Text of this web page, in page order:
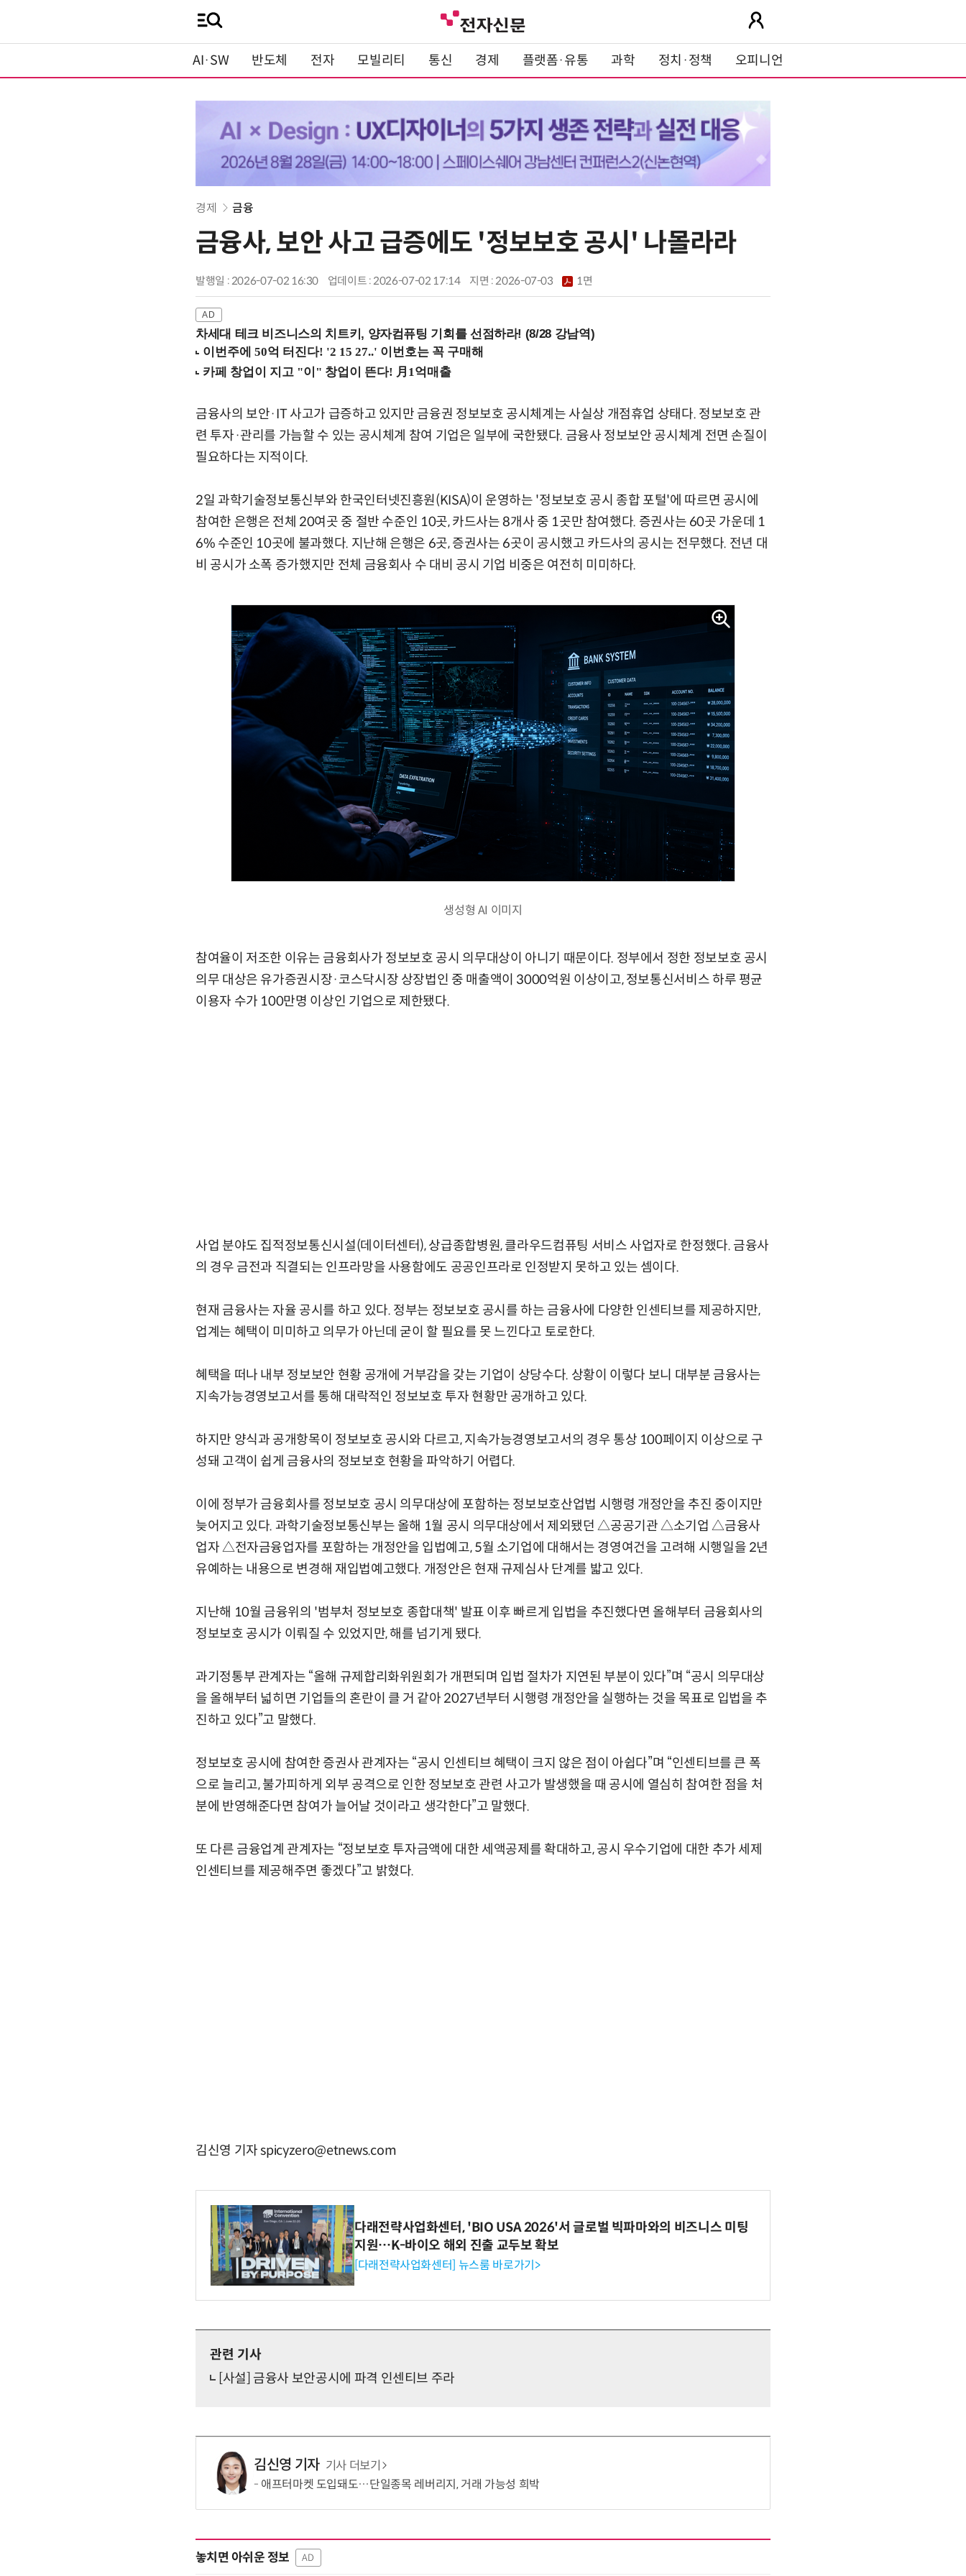
AI·SW 반도체 전자 모빌리티 통신 경제 플랫폼·유통 과학 정치·정책 오피니언
경제 금융
금융사, 보안 사고 급증에도 '정보보호 공시' 나몰라라
발행일 : 2026-07-02 16:30 업데이트 : 2026-07-02 17:14 지면 :2026-07-03 1면
차세대 테크 비즈니스의 치트키, 양자컴퓨팅 기회를 선점하라! (8/28 강남역)
금융사의 보안·IT 사고가 급증하고 있지만 금융권 정보보호 공시체계는 사실상 개점휴업 상태다. 정보보호 관
련 투자·관리를 가늠할 수 있는 공시체계 참여 기업은 일부에 국한됐다. 금융사 정보보안 공시체계 전면 손질이
필요하다는 지적이다.
2일 과학기술정보통신부와 한국인터넷진흥원(KISA)이 운영하는 '정보보호 공시 종합 포털'에 따르면 공시에
참여한 은행은 전체 20여곳 중 절반 수준인 10곳, 카드사는 8개사 중 1곳만 참여했다. 증권사는 60곳 가운데 1
6% 수준인 10곳에 불과했다. 지난해 은행은 6곳, 증권사는 6곳이 공시했고 카드사의 공시는 전무했다. 전년 대
비 공시가 소폭 증가했지만 전체 금융회사 수 대비 공시 기업 비중은 여전히 미미하다.
생성형 AI 이미지
참여율이 저조한 이유는 금융회사가 정보보호 공시 의무대상이 아니기 때문이다. 정부에서 정한 정보보호 공시
의무 대상은 유가증권시장·코스닥시장 상장법인 중 매출액이 3000억원 이상이고, 정보통신서비스 하루 평균
이용자 수가 100만명 이상인 기업으로 제한됐다.
사업 분야도 집적정보통신시설(데이터센터), 상급종합병원, 클라우드컴퓨팅 서비스 사업자로 한정했다. 금융사
의 경우 금전과 직결되는 인프라망을 사용함에도 공공인프라로 인정받지 못하고 있는 셈이다.
현재 금융사는 자율 공시를 하고 있다. 정부는 정보보호 공시를 하는 금융사에 다양한 인센티브를 제공하지만,
업계는 혜택이 미미하고 의무가 아닌데 굳이 할 필요를 못 느낀다고 토로한다.
혜택을 떠나 내부 정보보안 현황 공개에 거부감을 갖는 기업이 상당수다. 상황이 이렇다 보니 대부분 금융사는
지속가능경영보고서를 통해 대락적인 정보보호 투자 현황만 공개하고 있다.
하지만 양식과 공개항목이 정보보호 공시와 다르고, 지속가능경영보고서의 경우 통상 100페이지 이상으로 구
성돼 고객이 쉽게 금융사의 정보보호 현황을 파악하기 어렵다.
이에 정부가 금융회사를 정보보호 공시 의무대상에 포함하는 정보보호산업법 시행령 개정안을 추진 중이지만
늦어지고 있다. 과학기술정보통신부는 올해 1월 공시 의무대상에서 제외됐던 △공공기관 △소기업 △금융사
업자 △전자금융업자를 포함하는 개정안을 입법예고, 5월 소기업에 대해서는 경영여건을 고려해 시행일을 2년
유예하는 내용으로 변경해 재입법예고했다. 개정안은 현재 규제심사 단계를 밟고 있다.
지난해 10월 금융위의 '범부처 정보보호 종합대책' 발표 이후 빠르게 입법을 추진했다면 올해부터 금융회사의
정보보호 공시가 이뤄질 수 있었지만, 해를 넘기게 됐다.
과기정통부 관계자는 “올해 규제합리화위원회가 개편되며 입법 절차가 지연된 부분이 있다”며 “공시 의무대상
을 올해부터 넓히면 기업들의 혼란이 클 거 같아 2027년부터 시행령 개정안을 실행하는 것을 목표로 입법을 추
진하고 있다”고 말했다.
정보보호 공시에 참여한 증권사 관계자는 “공시 인센티브 혜택이 크지 않은 점이 아쉽다”며 “인센티브를 큰 폭
으로 늘리고, 불가피하게 외부 공격으로 인한 정보보호 관련 사고가 발생했을 때 공시에 열심히 참여한 점을 처
분에 반영해준다면 참여가 늘어날 것이라고 생각한다”고 말했다.
또 다른 금융업계 관계자는 “정보보호 투자금액에 대한 세액공제를 확대하고, 공시 우수기업에 대한 추가 세제
인센티브를 제공해주면 좋겠다”고 밝혔다.
김신영 기자 spicyzero@etnews.com
다래전략사업화센터, 'BIO USA 2026'서 글로벌 빅파마와의 비즈니스 미팅
지원…K-바이오 해외 진출 교두보 확보
[다래전략사업화센터] 뉴스룸 바로가기>
관련 기사
[사설] 금융사 보안공시에 파격 인센티브 주라
김신영 기자 기사 더보기
애프터마켓 도입돼도…단일종목 레버리지, 거래 가능성 희박
놓치면 아쉬운 정보 AD